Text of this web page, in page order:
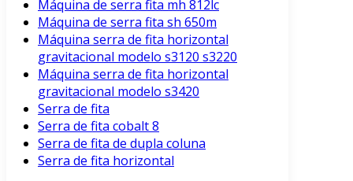
Máquina de serra fita mh 812lc
Máquina de serra fita sh 650m
Máquina serra de fita horizontal
gravitacional modelo s3120 s3220
Máquina serra de fita horizontal
gravitacional modelo s3420
Serra de fita
Serra de fita cobalt 8
Serra de fita de dupla coluna
Serra de fita horizontal